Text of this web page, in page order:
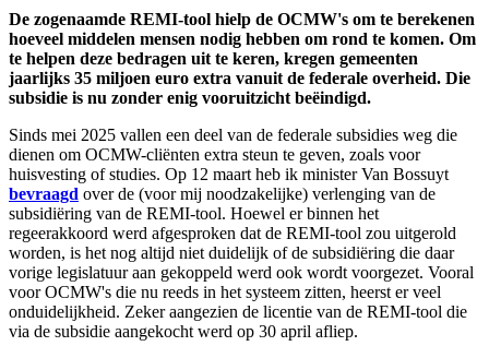
De zogenaamde REMI-tool hielp de OCMW's om te berekenen
hoeveel middelen mensen nodig hebben om rond te komen. Om
te helpen deze bedragen uit te keren, kregen gemeenten
jaarlijks 35 miljoen euro extra vanuit de federale overheid. Die
subsidie is nu zonder enig vooruitzicht beëindigd.
Sinds mei 2025 vallen een deel van de federale subsidies weg die
dienen om OCMW-cliënten extra steun te geven, zoals voor
huisvesting of studies. Op 12 maart heb ik minister Van Bossuyt
bevraagd over de (voor mij noodzakelijke) verlenging van de
subsidiëring van de REMI-tool. Hoewel er binnen het
regeerakkoord werd afgesproken dat de REMI-tool zou uitgerold
worden, is het nog altijd niet duidelijk of de subsidiëring die daar
vorige legislatuur aan gekoppeld werd ook wordt voorgezet. Vooral
voor OCMW's die nu reeds in het systeem zitten, heerst er veel
onduidelijkheid. Zeker aangezien de licentie van de REMI-tool die
via de subsidie aangekocht werd op 30 april afliep.